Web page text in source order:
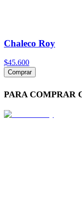
Chaleco Roy
$45.600
Comprar
PARA COMPRAR